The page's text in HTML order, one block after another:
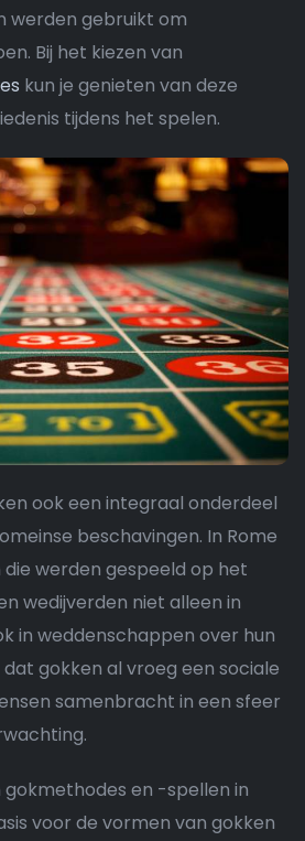
werden gebruikt om
Bij het kiezen van
kun je genieten van deze
tijdens het spelen.
ook een integraal onderdeel
beschavingen. In Rome
werden gespeeld op het
wedijverden niet alleen in
in weddenschappen over hun
gokken al vroeg een sociale
samenbracht in een sfeer
gokmethodes en -spellen in
voor de vormen van gokken